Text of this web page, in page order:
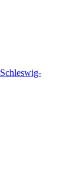
Schleswig-